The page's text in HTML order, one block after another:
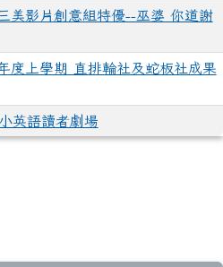
美影片創意組特優--巫婆 你道謝
度上學期 直排輪社及蛇板社成果
英語讀者劇場